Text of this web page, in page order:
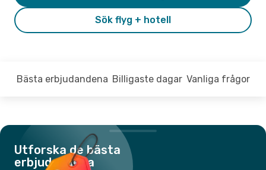
Sök flyg + hotell
Bästa erbjudandena Billigaste dagar Vanliga frågor
Utforska de bästa
erbjudandena